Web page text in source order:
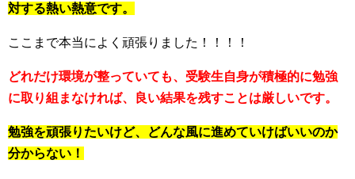
対する熱い熱意です。
ここまで本当によく頑張りました！！！！
どれだけ環境が整っていても、受験生自身が積極的に勉強
に取り組まなければ、良い結果を残すことは厳しいです。
勉強を頑張りたいけど、どんな風に進めていけばいいのか
分からない！